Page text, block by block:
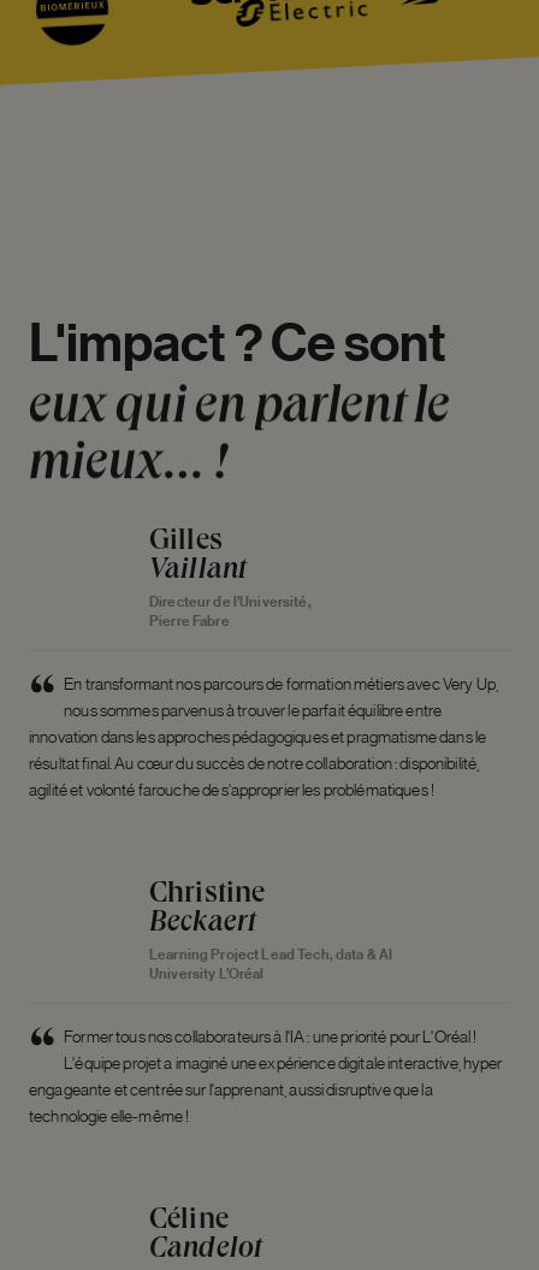
L'impact?Cesont
euxquienparlentle
mieux… !
Gilles
Vaillant
Directeur de l’Université,
Pierre Fabre
En transformant nos parcours de formation métiers avec Very Up,
nous sommes parvenus à trouver le parfait équilibre entre
innovation dans les approches pédagogiques et pragmatisme dans le
résultat final. Au cœur du succès de notre collaboration : disponibilité,
agilité et volonté farouche de s’approprier les problématiques !
Christine
Beckaert
Learning Project Lead Tech, data & AI
University L’Oréal
Former tous nos collaborateurs à l'IA : une priorité pour L'Oréal !
L'équipe projet a imaginé une expérience digitale interactive, hyper
engageante et centrée sur l'apprenant, aussi disruptive que la
technologie elle-même !
Céline
Candelot